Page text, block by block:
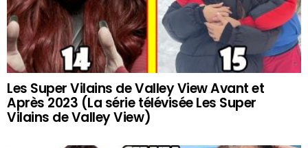
Les Super Vilains de Valley View Avant et
Après 2023 (La série télévisée Les Super
Vilains de Valley View)